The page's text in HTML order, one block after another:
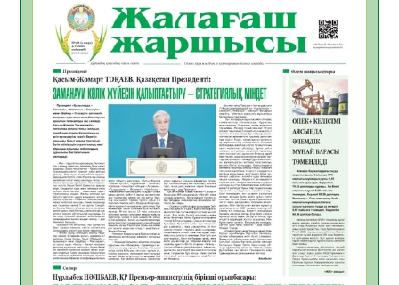
06.08.2026
Инфекциялық ауруларға қарсы иммундау
жұмыстарының тиімділігі
06.08.2026
27
Көкжөтел ауруы туралы
06.08.2026
24
АПВ вакцинасы туралы мәлімет
06.08.2026
25
Open Air: Қызылорда облысы полиция
департаменті 20 мыңнан астам
көрерменнің қауіпсіздігін қамтамасыз етті